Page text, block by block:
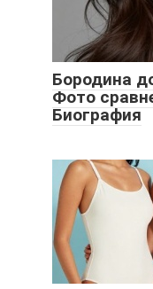
Бородина
Фото
Биография